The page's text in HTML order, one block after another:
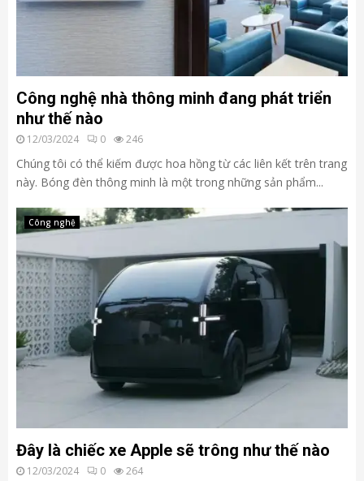
Công nghệ nhà thông minh đang phát triển
như thế nào
12/03/2024 0 246
Chúng tôi có thể kiếm được hoa hồng từ các liên kết trên trang
này. Bóng đèn thông minh là một trong những sản phẩm...
Công nghệ
Đây là chiếc xe Apple sẽ trông như thế nào
12/03/2024 0 264